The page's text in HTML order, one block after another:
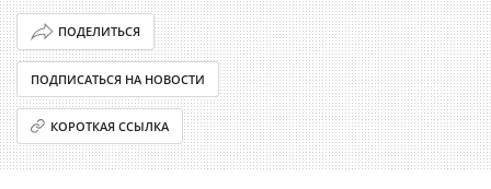
ПОДЕЛИТЬСЯ
ПОДПИСАТЬСЯ НА НОВОСТИ
КОРОТКАЯ ССЫЛКА